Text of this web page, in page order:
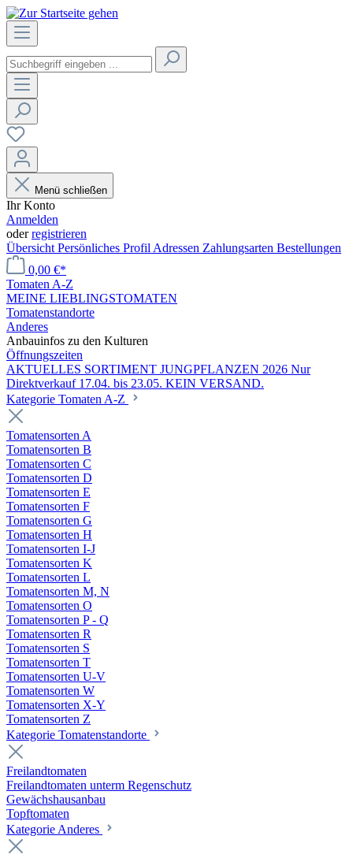
Menü schließen
Ihr Konto
Anmelden
oderregistrieren
Übersicht Persönliches Profil Adressen Zahlungsarten Bestellungen
0,00 €*
Tomaten A-Z
MEINE LIEBLINGSTOMATEN
Tomatenstandorte
Anderes
Anbauinfos zu den Kulturen
Öffnungszeiten
AKTUELLES SORTIMENT JUNGPFLANZEN 2026 Nur
Direktverkauf 17.04. bis 23.05. KEIN VERSAND.
Kategorie Tomaten A-Z
Tomatensorten A
Tomatensorten B
Tomatensorten C
Tomatensorten D
Tomatensorten E
Tomatensorten F
Tomatensorten G
Tomatensorten H
Tomatensorten I-J
Tomatensorten K
Tomatensorten L
Tomatensorten M, N
Tomatensorten O
Tomatensorten P - Q
Tomatensorten R
Tomatensorten S
Tomatensorten T
Tomatensorten U-V
Tomatensorten W
Tomatensorten X-Y
Tomatensorten Z
Kategorie Tomatenstandorte
Freilandtomaten
Freilandtomaten unterm Regenschutz
Gewächshausanbau
Topftomaten
Kategorie Anderes